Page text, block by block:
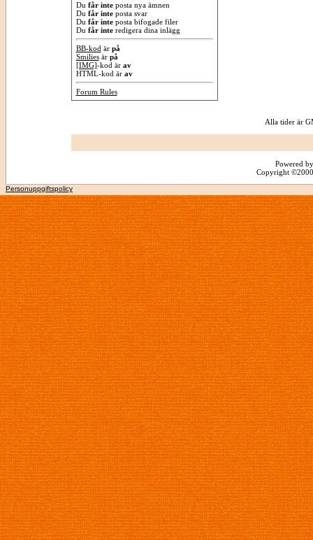
Du får inteposta nya ämnen
Du får inteposta svar
Du får inteposta bifogade filer
Du får interedigera dina inlägg
BB-kod är på
Smiliesär på
[IMG]-kod är av
HTML-kod är av
Forum Rules
Alla tider är
Powered
Copyright
Personuppgiftspolicy